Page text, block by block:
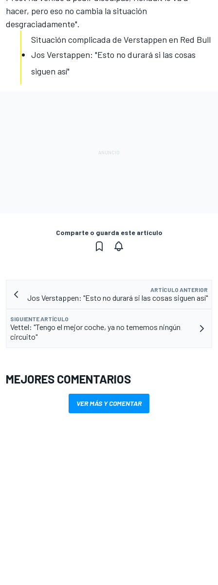
hacer, pero eso no cambia la situación
desgraciadamente".
Situación complicada de Verstappen en Red Bull
Jos Verstappen: "Esto no durará si las cosas
siguen así"
Comparte o guarda este artículo
ARTÍCULO ANTERIOR
Jos Verstappen: "Esto no durará si las cosas siguen así"
SIGUIENTE ARTÍCULO
Vettel: "Tengo el mejor coche, ya no tememos ningún
circuito"
MEJORES COMENTARIOS
VER MÁS Y COMENTAR